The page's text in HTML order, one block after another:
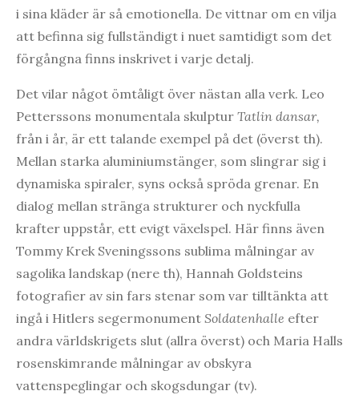
i sina kläder är så emotionella. De vittnar om en vilja
att befinna sig fullständigt i nuet samtidigt som det
förgångna finns inskrivet i varje detalj.
Det vilar något ömtåligt över nästan alla verk. Leo
Petterssons monumentala skulptur Tatlin dansar,
från i år, är ett talande exempel på det (överst th).
Mellan starka aluminiumstänger, som slingrar sig i
dynamiska spiraler, syns också spröda grenar. En
dialog mellan stränga strukturer och nyckfulla
krafter uppstår, ett evigt växelspel. Här finns även
Tommy Krek Sveningssons sublima målningar av
sagolika landskap (nere th), Hannah Goldsteins
fotografier av sin fars stenar som var tilltänkta att
ingå i Hitlers segermonument Soldatenhalle efter
andra världskrigets slut (allra överst) och Maria Halls
rosenskimrande målningar av obskyra
vattenspeglingar och skogsdungar (tv).